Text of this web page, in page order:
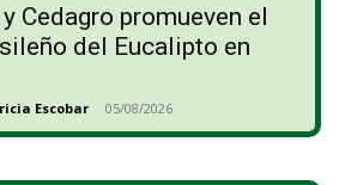
Cedagro promueven el
del Eucalipto en
Escobar - 05/08/2026